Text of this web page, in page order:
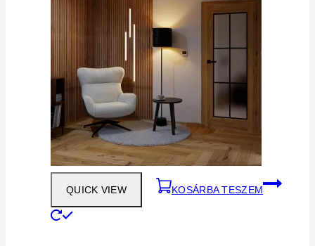
QUICK VIEW KOSÁRBA TESZEM